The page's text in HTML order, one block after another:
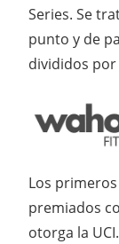
Series. Se
punto y de
divididos por
Los
premiados
otorga la